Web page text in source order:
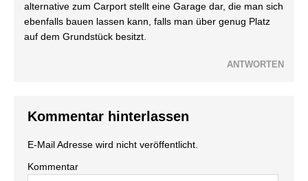
alternative zum Carport stellt eine Garage dar, die man sich
ebenfalls bauen lassen kann, falls man über genug Platz
auf dem Grundstück besitzt.
ANTWORTEN
Kommentar hinterlassen
E-Mail Adresse wird nicht veröffentlicht.
Kommentar